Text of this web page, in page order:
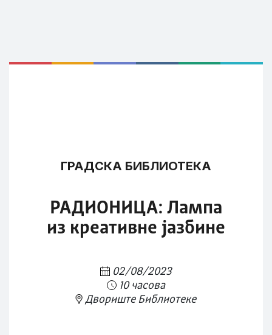
ГРАДСКА БИБЛИОТЕКА
РАДИОНИЦА: Лампа
из креативне јазбине
02/08/2023
10 часова
Двориште Библиотеке